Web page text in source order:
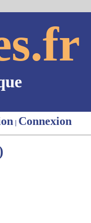
| Connexion